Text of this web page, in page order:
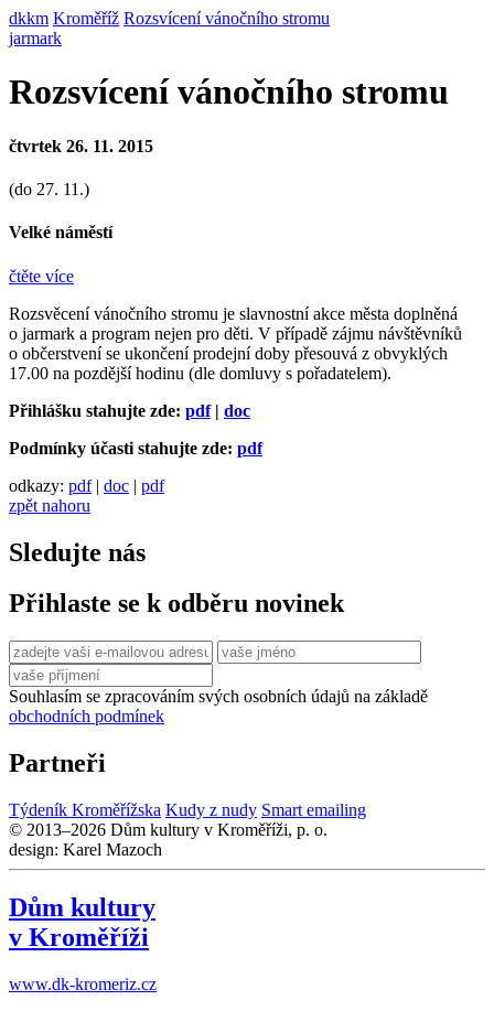
dkkm Kroměříž Rozsvícení vánočního stromu
jarmark
Rozsvícení vánočního stromu
čtvrtek 26. 11. 2015
(do 27. 11.)
Velké náměstí
čtěte více
Rozsvěcení vánočního stromu je slavnostní akce města doplněná
o jarmark a program nejen pro děti. V případě zájmu návštěvníků
o občerstvení se ukončení prodejní doby přesouvá z obvyklých
17.00 na pozdější hodinu (dle domluvy s pořadatelem).
Přihlášku stahujte zde: pdf| doc
Podmínky účasti stahujte zde: pdf
odkazy: pdf| doc | pdf
zpět nahoru
Sledujte nás
Přihlaste se k odběru novinek
Souhlasím se zpracováním svých osobních údajů na základě
obchodních podmínek
Partneři
Týdeník Kroměřížska Kudy z nudy Smart emailing
© 2013–2026 Dům kultury v Kroměříži, p. o.
design: Karel Mazoch
Dům kultury
v Kroměříži
www.dk-kromeriz.cz